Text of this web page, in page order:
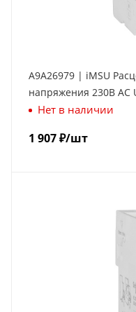
A9A26979 | iMSU
напряжения 230В АС
Нет в наличии
1 907₽/шт